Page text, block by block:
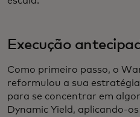
Execução
Como primeiro passo, o
reformulou a sua
para se concentrar em
Dynamic Yield, aplicando-